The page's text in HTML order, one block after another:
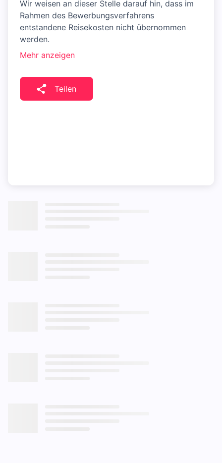
Wir weisen an dieser Stelle darauf hin, dass im
Rahmen des Bewerbungsverfahrens
entstandene Reisekosten nicht übernommen
werden.
Mehr anzeigen
Teilen